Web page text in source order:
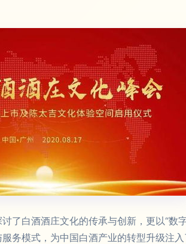
了白酒酒庄文化的传承与创新，更以“数
模式，为中国白酒产业的转型升级注入